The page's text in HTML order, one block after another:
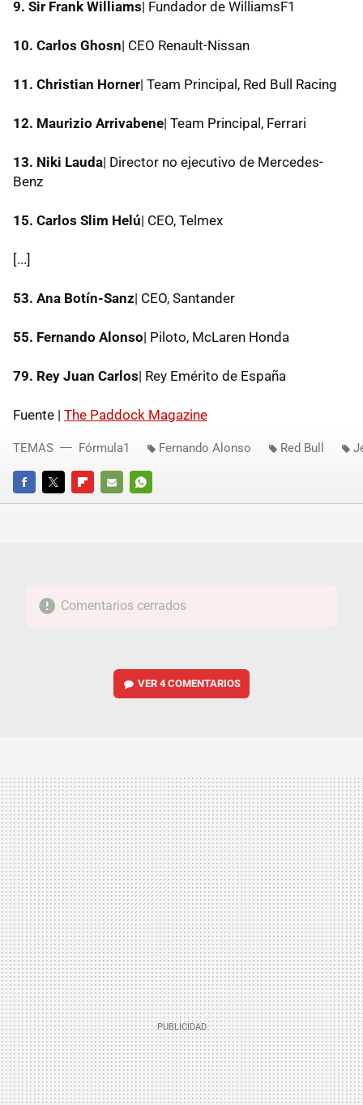
9. Sir Frank Williams| Fundador de WilliamsF1
10. Carlos Ghosn| CEO Renault-Nissan
11. Christian Horner| Team Principal, Red Bull Racing
12. Maurizio Arrivabene| Team Principal, Ferrari
13. Niki Lauda| Director no ejecutivo de Mercedes-
Benz
15. Carlos Slim Helú| CEO, Telmex
[...]
53. Ana Botín-Sanz| CEO, Santander
55. Fernando Alonso| Piloto, McLaren Honda
79. Rey Juan Carlos| Rey Emérito de España
Fuente | The Paddock Magazine
FACEBOOKTWITTERFLIPBOARD
E-
WHATSAPP
TEMAS Fórmula1 Fernando Alonso Red Bull
Comentarios cerrados
VER4 COMENTARIOS